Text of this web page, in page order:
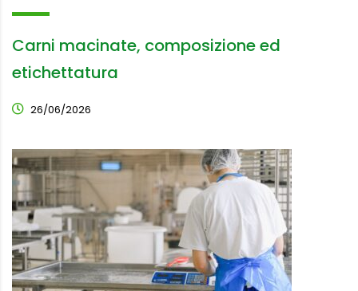
Carni macinate, composizione ed
etichettatura
26/06/2026